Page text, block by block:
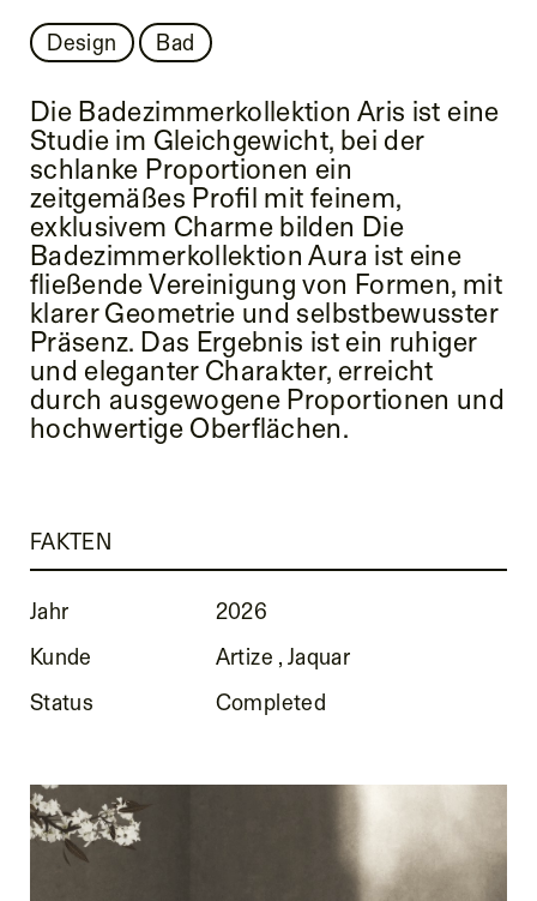
Design Bad
Die Badezimmerkollektion Aris ist eine
Studie im Gleichgewicht, bei der
schlanke Proportionen ein
zeitgemäßes Profil mit feinem,
exklusivem Charme bilden Die
Badezimmerkollektion Aura ist eine
fließende Vereinigung von Formen, mit
klarer Geometrie und selbstbewusster
Präsenz. Das Ergebnis ist ein ruhiger
und eleganter Charakter, erreicht
durch ausgewogene Proportionen und
hochwertige Oberflächen.
FAKTEN
Jahr
2026
Kunde
Artize , Jaquar
Status
Completed